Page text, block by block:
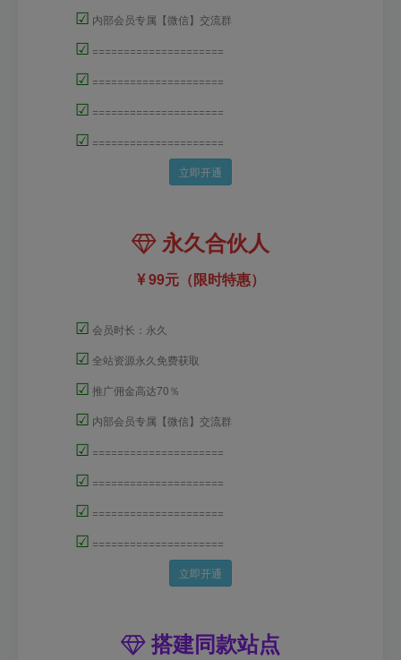
☑ 内部会员专属【微信】交流群
☑ =====================
☑ =====================
☑ =====================
☑ =====================
立即开通
永久合伙人
99元（限时特惠）
☑ 会员时长：永久
☑ 全站资源永久免费获取
☑ 推广佣金高达70％
☑ 内部会员专属【微信】交流群
☑ =====================
☑ =====================
☑ =====================
☑ =====================
立即开通
搭建同款站点